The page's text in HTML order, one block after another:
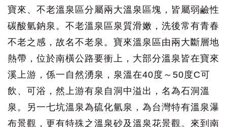
寶來、不老溫泉區分屬兩大溫泉區塊，皆屬弱鹼性
碳酸氫鈉泉。不老溫泉區泉質滑嫩，洗後常有青春
不老之感，故名不老泉。寶來溫泉區由兩大斷層地
熱帶，位於南橫公路要衝上，大部分溫泉皆在寶來
溪上游，係一自然湧泉，泉溫在40度～50度C可
飲、可浴，然上游有泉自洞中溢出，名為石洞溫
泉。另一七坑溫泉為硫化氫泉，為台灣特有溫泉瀑
布景觀，更有特殊之溫泉砂及溫泉花景觀。來到南